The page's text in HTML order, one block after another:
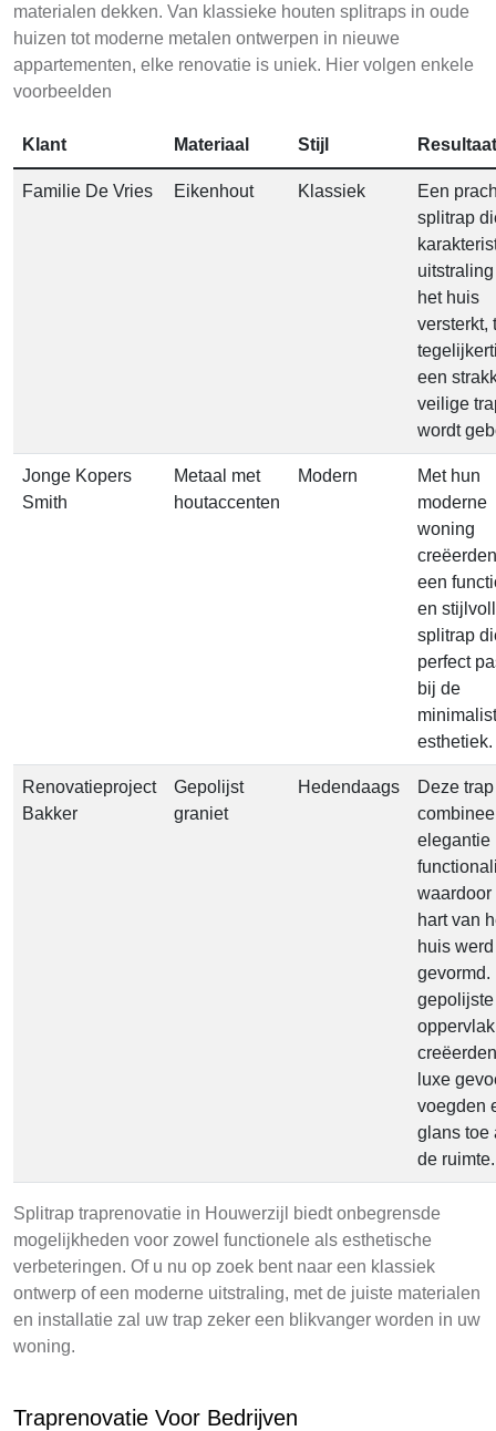
materialen dekken. Van klassieke houten splitraps in oude
huizen tot moderne metalen ontwerpen in nieuwe
appartementen, elke renovatie is uniek. Hier volgen enkele
voorbeelden
Klant Materiaal Stijl Resultaat
Familie De Vries Eikenhout Klassiek
Een
splitrap
het huis
versterkt,
een
veilige
wordt
Jonge Kopers
Smith
Metaal met
houtaccenten
Modern
Met hun
moderne
woning
een
en
splitrap
perfect
bij de
esthetiek.
Renovatieproject
Bakker
Gepolijst
graniet
Hedendaags
Deze trap
elegantie
waardoor
hart van
huis werd
gevormd.
gepolijste
luxe
voegden
glans toe
de ruimte.
Splitrap traprenovatie in Houwerzijl biedt onbegrensde
mogelijkheden voor zowel functionele als esthetische
verbeteringen. Of u nu op zoek bent naar een klassiek
ontwerp of een moderne uitstraling, met de juiste materialen
en installatie zal uw trap zeker een blikvanger worden in uw
woning.
Traprenovatie Voor Bedrijven